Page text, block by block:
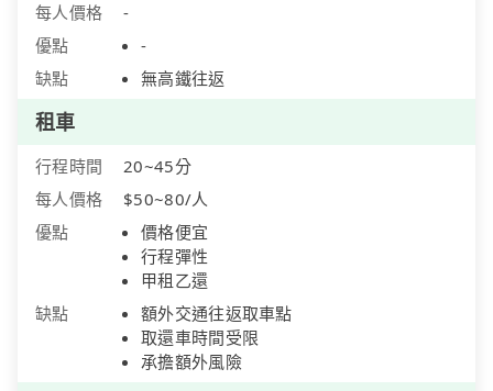
每人價格
-
優點
-
缺點
無高鐵往返
租車
行程時間
20~45分
每人價格
$50~80/人
優點
價格便宜
行程彈性
甲租乙還
缺點
額外交通往返取車點
取還車時間受限
承擔額外風險